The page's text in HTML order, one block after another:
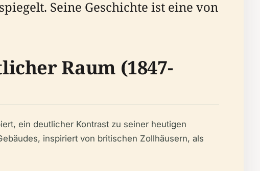
Seine Geschichte ist eine von
Raum (1847-
ein deutlicher Kontrast zu seiner heutigen
inspiriert von britischen Zollhäusern, als